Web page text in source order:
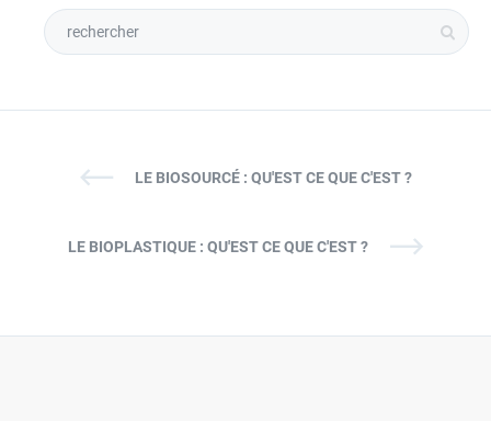
LE BIOSOURCÉ : QU'EST CE QUE C'EST ?
LE BIOPLASTIQUE : QU'EST CE QUE C'EST ?